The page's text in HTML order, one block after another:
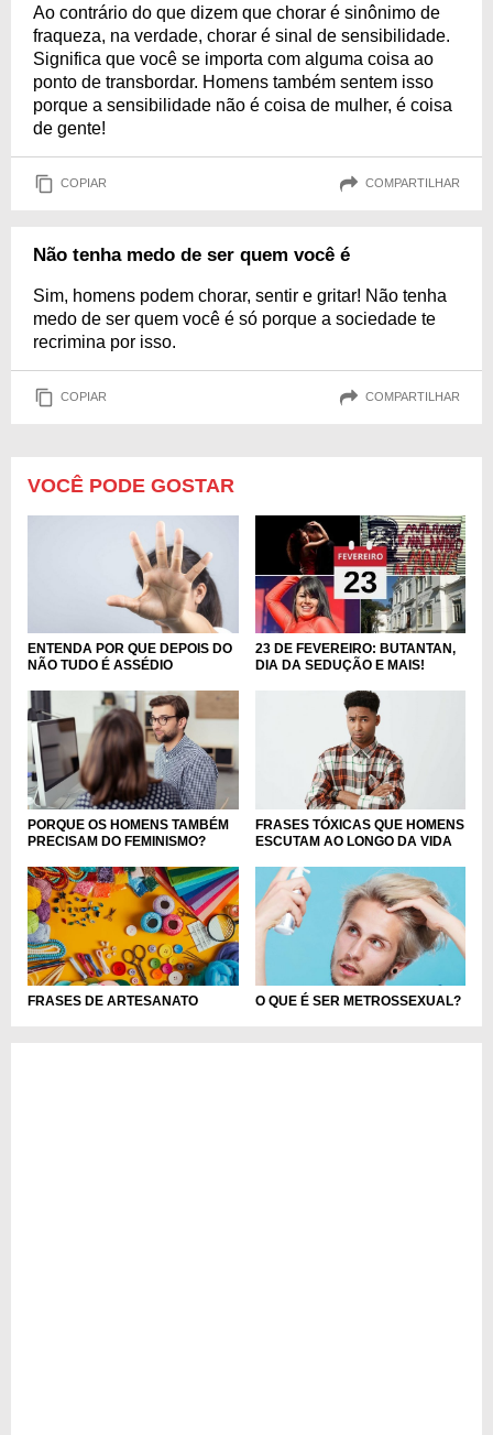
Ao contrário do que dizem que chorar é sinônimo de
fraqueza, na verdade, chorar é sinal de sensibilidade.
Significa que você se importa com alguma coisa ao
ponto de transbordar. Homens também sentem isso
porque a sensibilidade não é coisa de mulher, é coisa
de gente!
COPIAR COMPARTILHAR
Não tenha medo de ser quem você é
Sim, homens podem chorar, sentir e gritar! Não tenha
medo de ser quem você é só porque a sociedade te
recrimina por isso.
COPIAR COMPARTILHAR
VOCÊ PODE GOSTAR
ENTENDA POR QUE DEPOIS DO
NÃO TUDO É ASSÉDIO
23 DE FEVEREIRO: BUTANTAN,
DIA DA SEDUÇÃO E MAIS!
PORQUE OS HOMENS TAMBÉM
PRECISAM DO FEMINISMO?
FRASES TÓXICAS QUE HOMENS
ESCUTAM AO LONGO DA VIDA
FRASES DE ARTESANATO O QUE É SER METROSSEXUAL?